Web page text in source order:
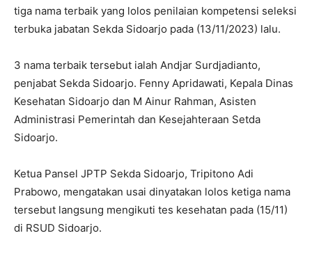
tiga nama terbaik yang lolos penilaian kompetensi seleksi
terbuka jabatan Sekda Sidoarjo pada (13/11/2023) lalu.
3 nama terbaik tersebut ialah Andjar Surdjadianto,
penjabat Sekda Sidoarjo. Fenny Apridawati, Kepala Dinas
Kesehatan Sidoarjo dan M Ainur Rahman, Asisten
Administrasi Pemerintah dan Kesejahteraan Setda
Sidoarjo.
Ketua Pansel JPTP Sekda Sidoarjo, Tripitono Adi
Prabowo, mengatakan usai dinyatakan lolos ketiga nama
tersebut langsung mengikuti tes kesehatan pada (15/11)
di RSUD Sidoarjo.